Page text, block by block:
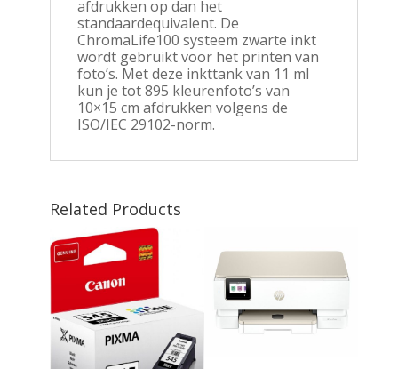
afdrukken op dan het
standaardequivalent. De
ChromaLife100 systeem zwarte inkt
wordt gebruikt voor het printen van
foto’s. Met deze inkttank van 11 ml
kun je tot 895 kleurenfoto’s van
10×15 cm afdrukken volgens de
ISO/IEC 29102-norm.
Related Products